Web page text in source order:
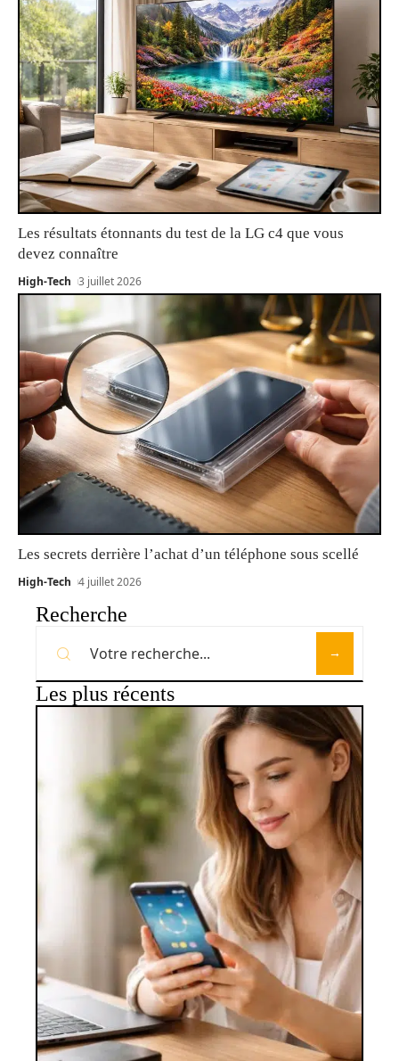
Les résultats étonnants du test de la LG c4 que vous
devez connaître
High-Tech 3 juillet 2026
Les secrets derrière l’achat d’un téléphone sous scellé
High-Tech 4 juillet 2026
Recherche
Les plus récents